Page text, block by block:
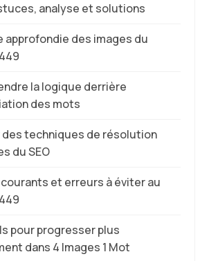
analyse et solutions
approfondie des images du
la logique derrière
des mots
techniques de résolution
du SEO
et erreurs à éviter au
pour progresser plus
dans 4 Images 1 Mot